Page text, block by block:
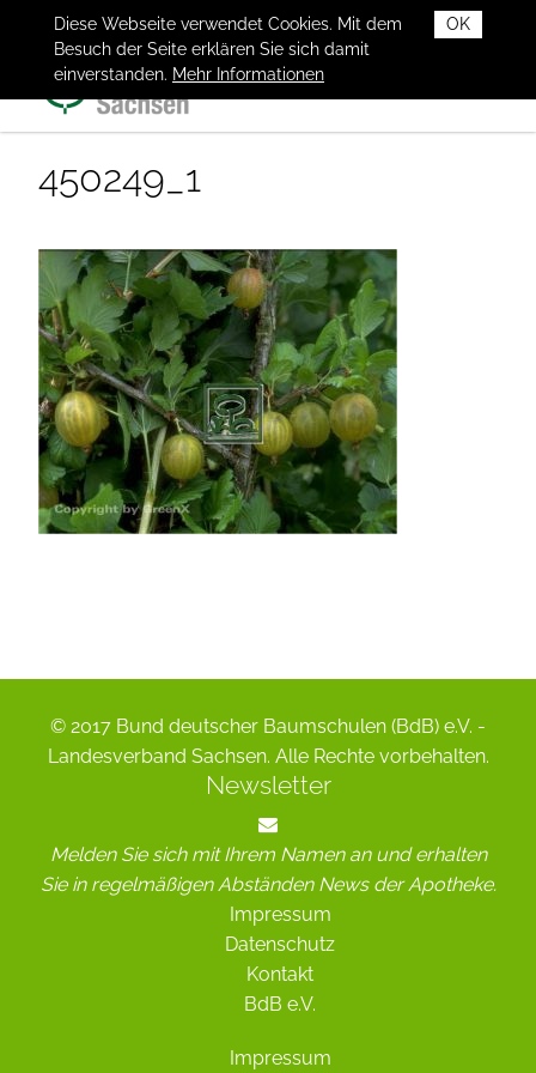
OK
Diese Webseite verwendet Cookies. Mit dem
Besuch der Seite erklären Sie sich damit
einverstanden. Mehr Informationen
450249_1
© 2017 Bund deutscher Baumschulen (BdB) e.V. -
Landesverband Sachsen. Alle Rechte vorbehalten.
Newsletter
Melden Sie sich mit Ihrem Namen an und erhalten
Sie in regelmäßigen Abständen News der Apotheke.
Impressum
Datenschutz
Kontakt
BdB e.V.
Impressum